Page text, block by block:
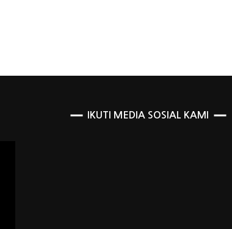
IKUTI MEDIA SOSIAL KAMI